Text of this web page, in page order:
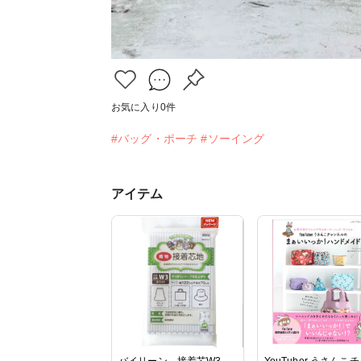
お気に入り 0件
#バッグ・ポーチ #ソーイング
アイテム